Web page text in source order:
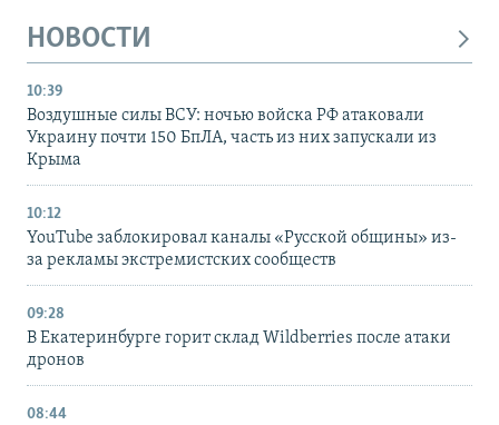
НОВОСТИ
10:39
Воздушные силы ВСУ: ночью войска РФ атаковали
Украину почти 150 БпЛА, часть из них запускали из
Крыма
10:12
YouTube заблокировал каналы «Русской общины» из-
за рекламы экстремистских сообществ
09:28
В Екатеринбурге горит склад Wildberries после атаки
дронов
08:44